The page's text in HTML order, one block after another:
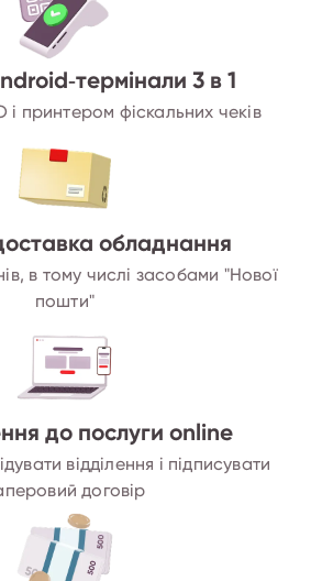
3 в 1
і принтером фіскальних чеків
обладнання
в тому числі засобами "Нової
пошти"
до послуги online
відділення і підписувати
договір